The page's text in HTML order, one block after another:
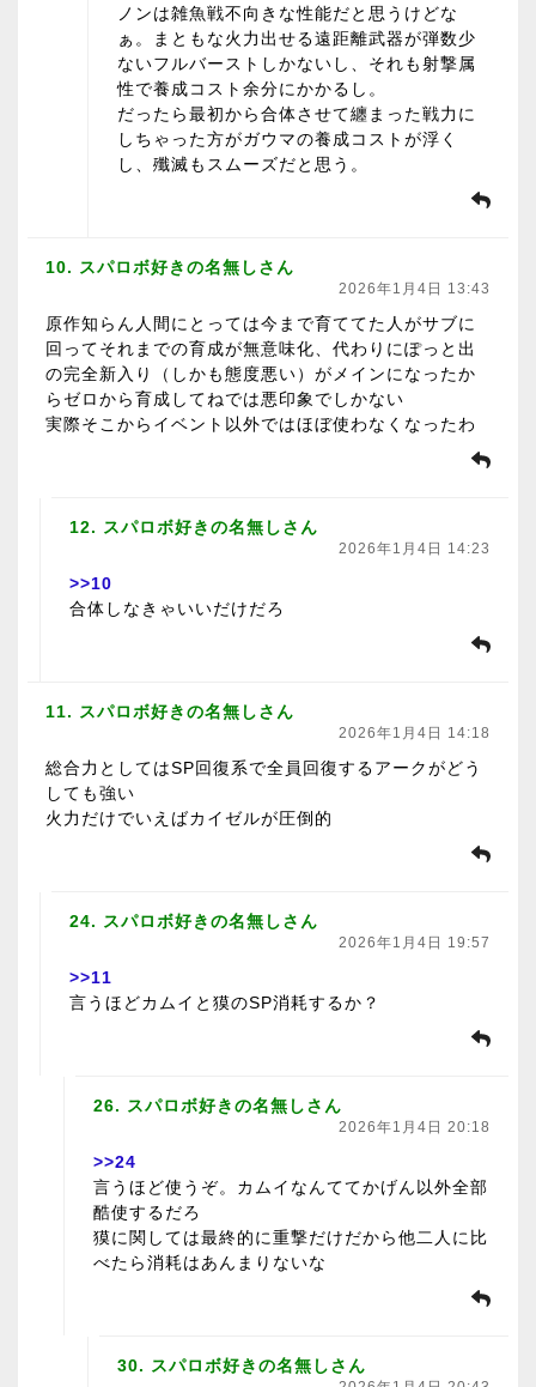
ノンは雑魚戦不向きな性能だと思うけどな
ぁ。まともな火力出せる遠距離武器が弾数少
ないフルバーストしかないし、それも射撃属
性で養成コスト余分にかかるし。
だったら最初から合体させて纏まった戦力に
しちゃった方がガウマの養成コストが浮く
し、殲滅もスムーズだと思う。
10. スパロボ好きの名無しさん
2026年1月4日 13:43
原作知らん人間にとっては今まで育ててた人がサブに
回ってそれまでの育成が無意味化、代わりにぽっと出
の完全新入り（しかも態度悪い）がメインになったか
らゼロから育成してねでは悪印象でしかない
実際そこからイベント以外ではほぼ使わなくなったわ
12. スパロボ好きの名無しさん
2026年1月4日 14:23
>>10
合体しなきゃいいだけだろ
11. スパロボ好きの名無しさん
2026年1月4日 14:18
総合力としてはSP回復系で全員回復するアークがどう
しても強い
火力だけでいえばカイゼルが圧倒的
24. スパロボ好きの名無しさん
2026年1月4日 19:57
>>11
言うほどカムイと獏のSP消耗するか？
26. スパロボ好きの名無しさん
2026年1月4日 20:18
>>24
言うほど使うぞ。カムイなんててかげん以外全部
酷使するだろ
獏に関しては最終的に重撃だけだから他二人に比
べたら消耗はあんまりないな
30. スパロボ好きの名無しさん